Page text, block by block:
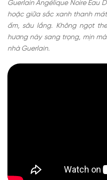
Guerlain Angélique Noire Eau
hoặc giữa sắc xanh thanh
ấm, sâu lắng. Không ngọt
hương này sang trọng, mịn
nhà Guerlain.